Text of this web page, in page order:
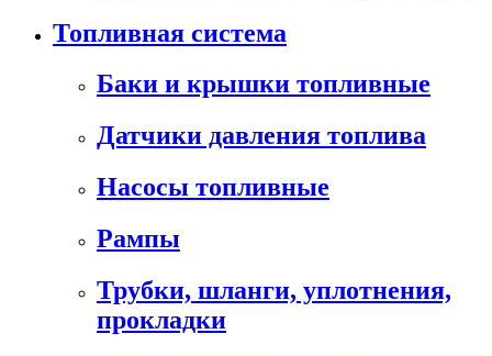
Топливная система
Баки и крышки топливные
Датчики давления топлива
Насосы топливные
Рампы
Трубки, шланги, уплотнения,
прокладки